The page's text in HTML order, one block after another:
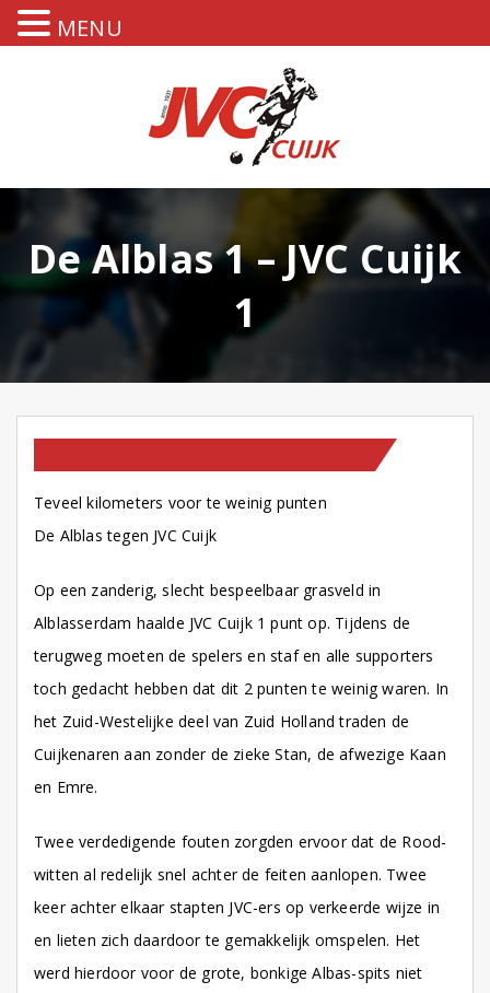
De Alblas 1 – JVC Cuijk
1
Teveel kilometers voor te weinig punten
De Alblas tegen JVC Cuijk
Op een zanderig, slecht bespeelbaar grasveld in
Alblasserdam haalde JVC Cuijk 1 punt op. Tijdens de
terugweg moeten de spelers en staf en alle supporters
toch gedacht hebben dat dit 2 punten te weinig waren. In
het Zuid-Westelijke deel van Zuid Holland traden de
Cuijkenaren aan zonder de zieke Stan, de afwezige Kaan
en Emre.
Twee verdedigende fouten zorgden ervoor dat de Rood-
witten al redelijk snel achter de feiten aanlopen. Twee
keer achter elkaar stapten JVC-ers op verkeerde wijze in
en lieten zich daardoor te gemakkelijk omspelen. Het
werd hierdoor voor de grote, bonkige Albas-spits niet
MENU